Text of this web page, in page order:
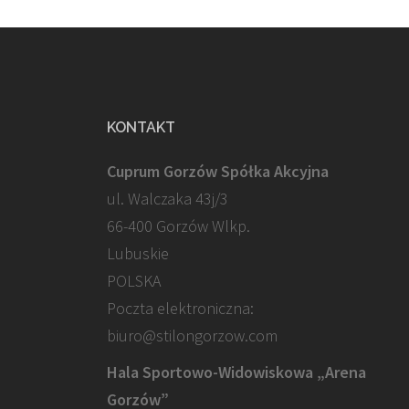
KONTAKT
Cuprum Gorzów Spółka Akcyjna
ul. Walczaka 43j/3
66-400 Gorzów Wlkp.
Lubuskie
POLSKA
Poczta elektroniczna:
biuro@stilongorzow.com
Hala Sportowo-Widowiskowa „Arena
Gorzów”